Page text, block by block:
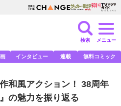
検索 メニュー
インタビュー 連載 無料コミック
和風アクション！ 38周年
の魅力を振り返る